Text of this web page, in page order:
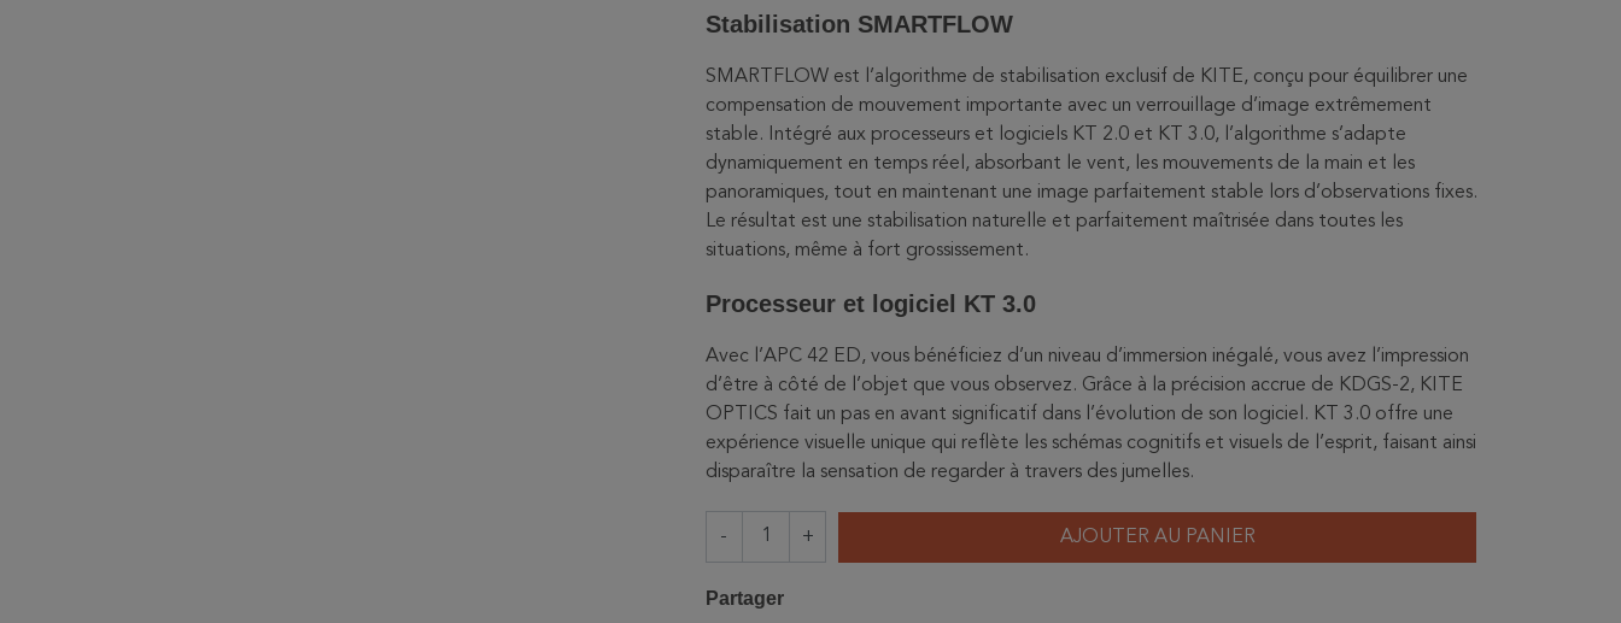
Stabilisation SMARTFLOW
SMARTFLOW est l’algorithme de stabilisation exclusif de KITE, conçu pour équilibrer une
compensation de mouvement importante avec un verrouillage d’image extrêmement
stable. Intégré aux processeurs et logiciels KT 2.0 et KT 3.0, l’algorithme s’adapte
dynamiquement en temps réel, absorbant le vent, les mouvements de la main et les
panoramiques, tout en maintenant une image parfaitement stable lors d’observations fixes.
Le résultat est une stabilisation naturelle et parfaitement maîtrisée dans toutes les
situations, même à fort grossissement.
Processeur et logiciel KT 3.0
Avec l’APC 42 ED, vous bénéficiez d’un niveau d’immersion inégalé, vous avez l’impression
d’être à côté de l’objet que vous observez. Grâce à la précision accrue de KDGS-2, KITE
OPTICS fait un pas en avant significatif dans l’évolution de son logiciel. KT 3.0 offre une
expérience visuelle unique qui reflète les schémas cognitifs et visuels de l’esprit, faisant ainsi
disparaître la sensation de regarder à travers des jumelles.
- + AJOUTER AU PANIER
Partager